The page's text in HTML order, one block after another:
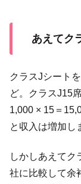
あえてク
クラスJシート
ど。クラスJ15
1,000 × 15＝
と収入は増加し
しかしあえてク
社に比較して余